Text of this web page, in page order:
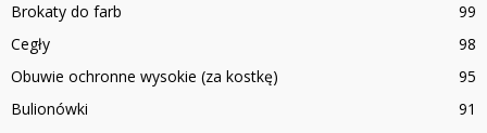
Brokaty do farb
99
Cegły
98
Obuwie ochronne wysokie (za kostkę)
95
Bulionówki
91